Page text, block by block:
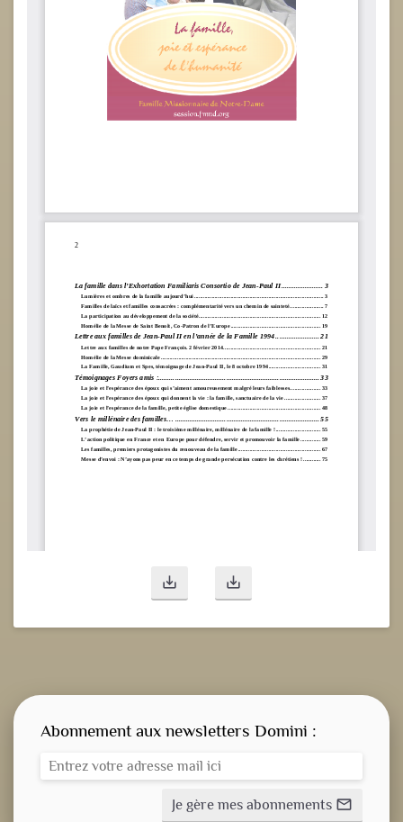
save_alt save_alt
Abonnement aux newsletters Domini :
Je gère mes abonnements mail_outline